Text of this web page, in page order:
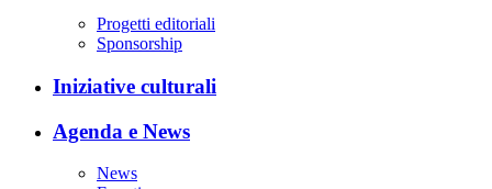
Progetti editoriali
Sponsorship
Iniziative culturali
Agenda e News
News